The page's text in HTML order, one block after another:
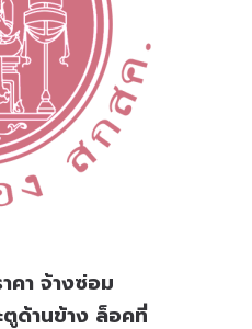
คา จ้างซ่อม
ด้านข้าง ล็อคที่